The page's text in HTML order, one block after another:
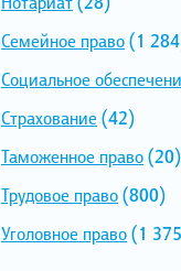
Семейное право(1
Социальное
Страхование (42)
Таможенное право(20)
Трудовое право(800)
Уголовное право(1